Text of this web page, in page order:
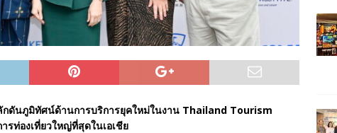
กดันภูมิทัศน์ด้านการบริการยุคใหม่ในงาน Thailand Tourism
รท่องเที่ยวใหญ่ที่สุดในเอเชีย